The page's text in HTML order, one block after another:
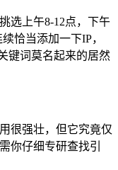
选上午8-12点，下午
恰当添加一下IP，
键词莫名起来的居然
很强壮，但它究竟仅
你仔细专研查找引